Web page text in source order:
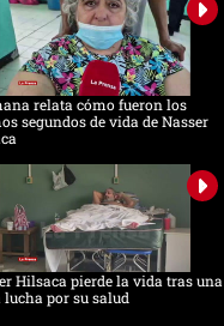
relata cómo fueron los
segundos de vida de Nasser
Hilsaca pierde la vida tras una
lucha por su salud